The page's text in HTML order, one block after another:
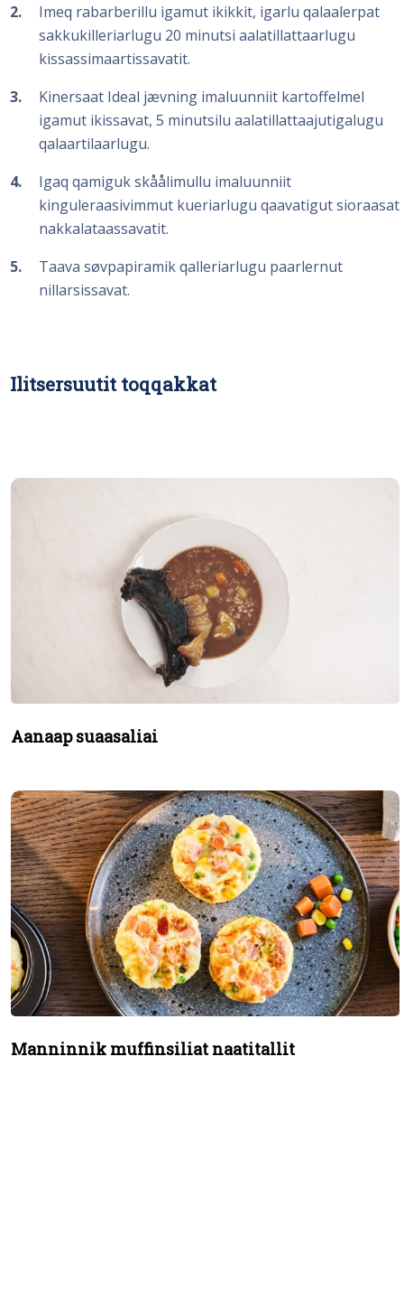
2
Imeq rabarberillu igamut ikikkit, igarlu qalaalerpat
sakkukilleriarlugu 20 minutsi aalatillattaarlugu
kissassimaartissavatit.
3
Kinersaat Ideal jævning imaluunniit kartoffelmel
igamut ikissavat, 5 minutsilu aalatillattaajutigalugu
qalaartilaarlugu.
4
Igaq qamiguk skåålimullu imaluunniit
kinguleraasivimmut kueriarlugu qaavatigut sioraasat
nakkalataassavatit.
5
Taava søvpapiramik qalleriarlugu paarlernut
nillarsissavat.
Ilitsersuutit toqqakkat
Aanaap suaasaliai
Manninnik muffinsiliat naatitallit